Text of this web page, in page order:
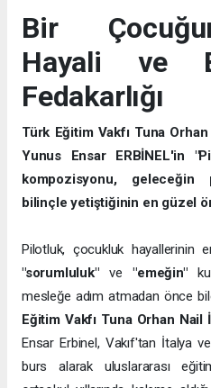
Bir
Hayali ve
Fedakarlığı
Türk Eğitim Vakfı Tuna
Yunus Ensar ERBİNEL'in
kompozisyonu, geleceğin
bilinçle yetiştiğinin en güzel
Pilotluk, çocukluk hayallerinin
"sorumluluk"ve"emeğin"
mesleğe adım atmadan önce
Eğitim Vakfı Tuna Orhan Nail
Ensar Erbinel, Vakıf'tan İtalya
burs alarak uluslararası